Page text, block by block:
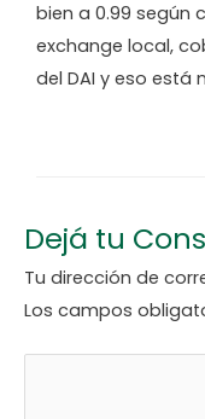
bien a 0.99 según
exchange local,
del DAI y eso está
Dejá tu
Tu dirección de
Los campos